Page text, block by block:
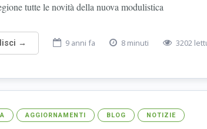
tutte le novità della nuova modulistica
→ 9 anni fa 8 minuti 3202
AGGIORNAMENTI BLOG NOTIZIE